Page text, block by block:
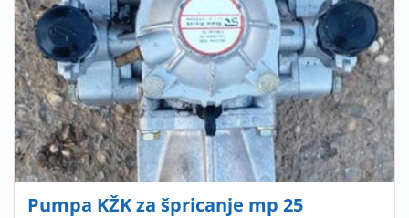
Pumpa KŽK za špricanje mp 25